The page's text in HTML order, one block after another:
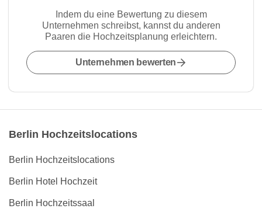
Indem du eine Bewertung zu diesem
Unternehmen schreibst, kannst du anderen
Paaren die Hochzeitsplanung erleichtern.
Unternehmen bewerten
Berlin Hochzeitslocations
Berlin Hochzeitslocations
Berlin Hotel Hochzeit
Berlin Hochzeitssaal